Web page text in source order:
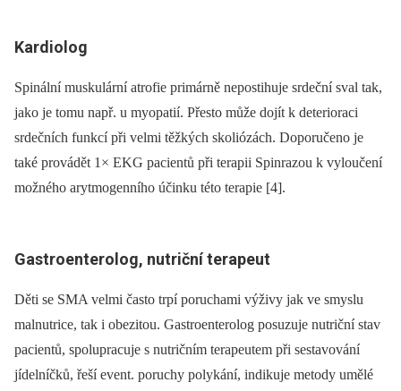
Kardiolog
Spinální muskulární atrofie primárně nepostihuje srdeční sval tak,
jako je tomu např. u myopatií. Přesto může dojít k deterioraci
srdečních funkcí při velmi těžkých skoliózách. Doporučeno je
také provádět 1× EKG pacientů při terapii Spinrazou k vyloučení
možného arytmogenního účinku této terapie [4].
Gastroenterolog, nutriční terapeut
Děti se SMA velmi často trpí poruchami výživy jak ve smyslu
malnutrice, tak i obezitou. Gastroenterolog posuzuje nutriční stav
pacientů, spolupracuje s nutričním terapeutem při sestavování
jídelníčků, řeší event. poruchy polykání, indikuje metody umělé